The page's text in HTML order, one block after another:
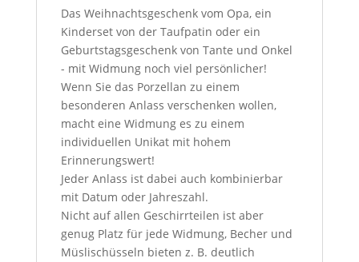
Das Weihnachtsgeschenk vom Opa, ein
Kinderset von der Taufpatin oder ein
Geburtstagsgeschenk von Tante und Onkel
- mit Widmung noch viel persönlicher!
Wenn Sie das Porzellan zu einem
besonderen Anlass verschenken wollen,
macht eine Widmung es zu einem
individuellen Unikat mit hohem
Erinnerungswert!
Jeder Anlass ist dabei auch kombinierbar
mit Datum oder Jahreszahl.
Nicht auf allen Geschirrteilen ist aber
genug Platz für jede Widmung, Becher und
Müslischüsseln bieten z. B. deutlich